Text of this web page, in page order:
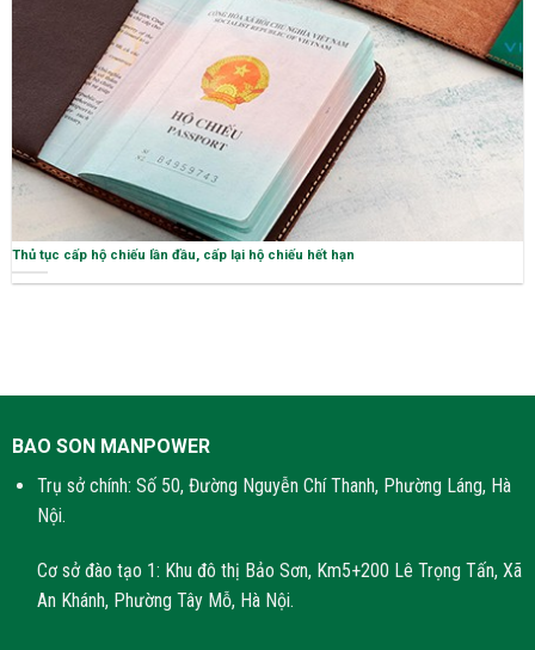
Thủ tục cấp hộ chiếu lần đầu, cấp lại hộ chiếu hết hạn
BAO SON MANPOWER
Trụ sở chính: Số 50, Đường Nguyễn Chí Thanh, Phường Láng, Hà
Nội.
Cơ sở đào tạo 1: Khu đô thị Bảo Sơn, Km5+200 Lê Trọng Tấn, Xã
An Khánh, Phường Tây Mỗ, Hà Nội.